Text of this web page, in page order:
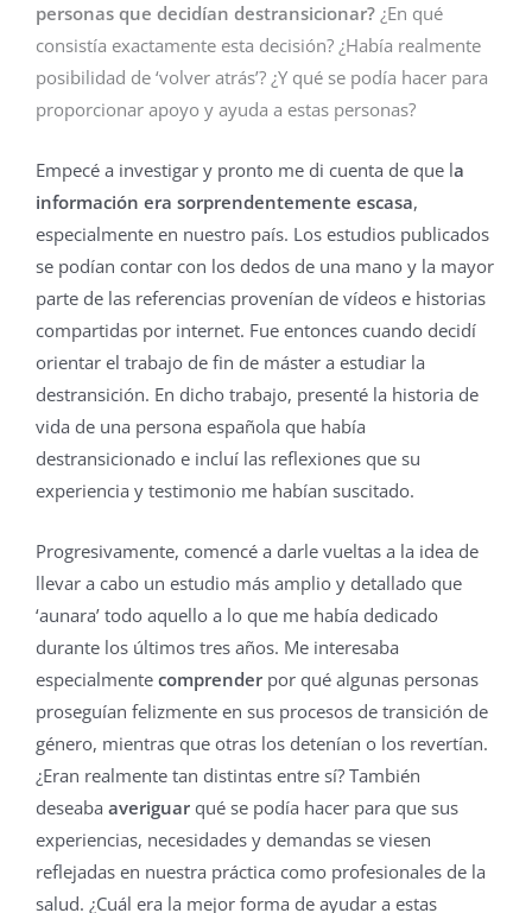
personas que decidían destransicionar? ¿En qué
consistía exactamente esta decisión? ¿Había realmente
posibilidad de ‘volver atrás’? ¿Y qué se podía hacer para
proporcionar apoyo y ayuda a estas personas?
Empecé a investigar y pronto me di cuenta de que la
información era sorprendentemente escasa,
especialmente en nuestro país. Los estudios publicados
se podían contar con los dedos de una mano y la mayor
parte de las referencias provenían de vídeos e historias
compartidas por internet. Fue entonces cuando decidí
orientar el trabajo de fin de máster a estudiar la
destransición. En dicho trabajo, presenté la historia de
vida de una persona española que había
destransicionado e incluí las reflexiones que su
experiencia y testimonio me habían suscitado.
Progresivamente, comencé a darle vueltas a la idea de
llevar a cabo un estudio más amplio y detallado que
‘aunara’ todo aquello a lo que me había dedicado
durante los últimos tres años. Me interesaba
especialmente comprender por qué algunas personas
proseguían felizmente en sus procesos de transición de
género, mientras que otras los detenían o los revertían.
¿Eran realmente tan distintas entre sí? También
deseaba averiguar qué se podía hacer para que sus
experiencias, necesidades y demandas se viesen
reflejadas en nuestra práctica como profesionales de la
salud. ¿Cuál era la mejor forma de ayudar a estas